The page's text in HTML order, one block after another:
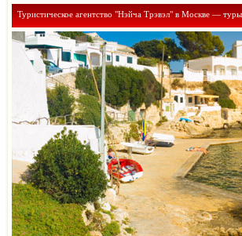
Туристическое агентство "Нэйча Трэвэл" в Москве —